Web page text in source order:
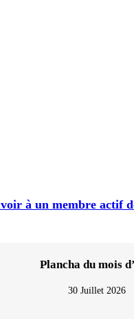
à un membre actif
Plancha du mois
30 Juillet 2026